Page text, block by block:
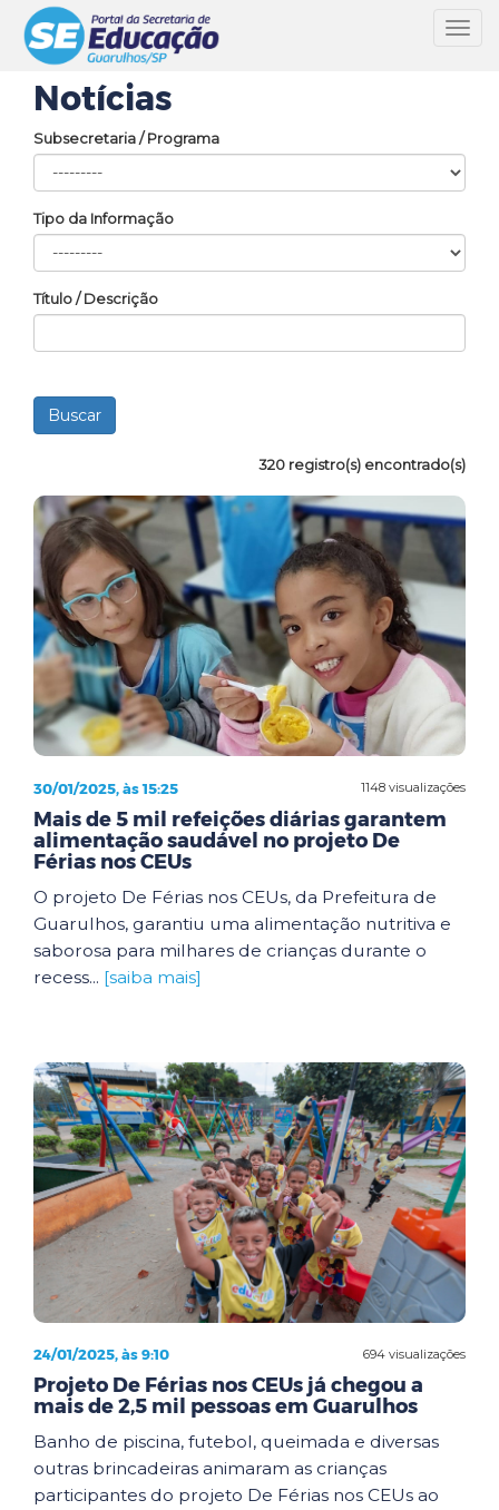
Notícias
Subsecretaria / Programa
Tipo da Informação
Título / Descrição
320 registro(s) encontrado(s)
1148 visualizações
30/01/2025, às 15:25
Mais de 5 mil refeições diárias garantem
alimentação saudável no projeto De
Férias nos CEUs
O projeto De Férias nos CEUs, da Prefeitura de
Guarulhos, garantiu uma alimentação nutritiva e
saborosa para milhares de crianças durante o
recess... [saiba mais]
694 visualizações
24/01/2025, às 9:10
Projeto De Férias nos CEUs já chegou a
mais de 2,5 mil pessoas em Guarulhos
Banho de piscina, futebol, queimada e diversas
outras brincadeiras animaram as crianças
participantes do projeto De Férias nos CEUs ao